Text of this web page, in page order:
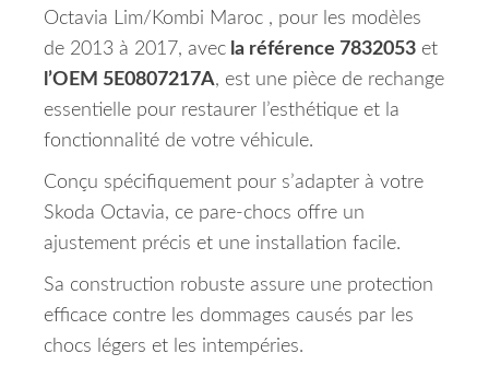
Octavia Lim/Kombi Maroc , pour les modèles
de 2013 à 2017, avec la référence 7832053 et
l’OEM 5E0807217A, est une pièce de rechange
essentielle pour restaurer l’esthétique et la
fonctionnalité de votre véhicule.
Conçu spécifiquement pour s’adapter à votre
Skoda Octavia, ce pare-chocs offre un
ajustement précis et une installation facile.
Sa construction robuste assure une protection
efficace contre les dommages causés par les
chocs légers et les intempéries.